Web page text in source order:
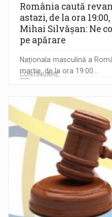
România caută
astazi, de la ora
Mihai Silvășan: Ne
pe apărare
Naționala masculină a
martie, de la ora 19:00...
CONTINUARE